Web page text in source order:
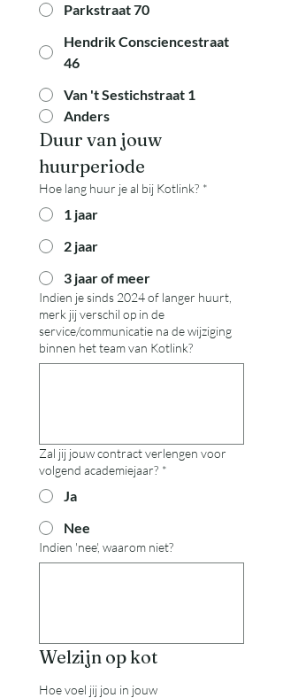
Parkstraat 70
Hendrik Consciencestraat
46
Van 't Sestichstraat 1
Anders
Duur van jouw
huurperiode
Hoe lang huur je al bij Kotlink? *
1 jaar
2 jaar
3 jaar of meer
Indien je sinds 2024 of langer huurt,
merk jij verschil op in de
service/communicatie na de wijziging
binnen het team van Kotlink?
Zal jij jouw contract verlengen voor
volgend academiejaar? *
Ja
Nee
Indien 'nee', waarom niet?
Welzijn op kot
Hoe voel jij jou in jouw